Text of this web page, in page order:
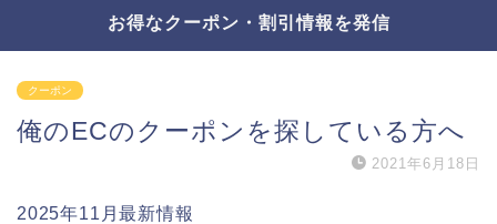
お得なクーポン・割引情報を発信
クーポン
俺のECのクーポンを探している方へ
2021年6月18日
2025年11月最新情報